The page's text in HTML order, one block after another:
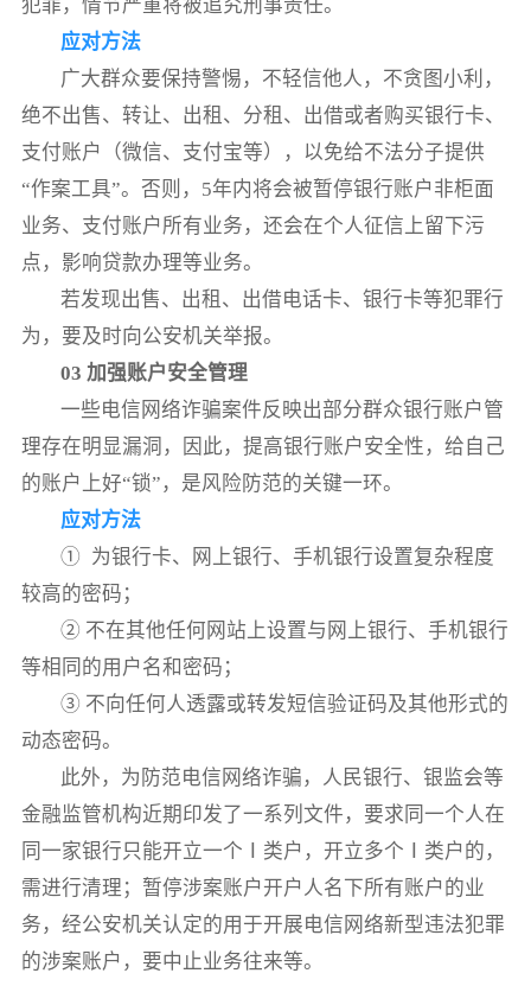
犯罪，情节严重将被追究刑事责任。
应对方法
广大群众要保持警惕，不轻信他人，不贪图小利，
绝不出售、转让、出租、分租、出借或者购买银行卡、
支付账户（微信、支付宝等），以免给不法分子提供
“作案工具”。否则，5年内将会被暂停银行账户非柜面
业务、支付账户所有业务，还会在个人征信上留下污
点，影响贷款办理等业务。
若发现出售、出租、出借电话卡、银行卡等犯罪行
为，要及时向公安机关举报。
03 加强账户安全管理
一些电信网络诈骗案件反映出部分群众银行账户管
理存在明显漏洞，因此，提高银行账户安全性，给自己
的账户上好“锁”，是风险防范的关键一环。
应对方法
① 为银行卡、网上银行、手机银行设置复杂程度
较高的密码；
② 不在其他任何网站上设置与网上银行、手机银行
等相同的用户名和密码；
③ 不向任何人透露或转发短信验证码及其他形式的
动态密码。
此外，为防范电信网络诈骗，人民银行、银监会等
金融监管机构近期印发了一系列文件，要求同一个人在
同一家银行只能开立一个Ⅰ类户，开立多个Ⅰ类户的，
需进行清理；暂停涉案账户开户人名下所有账户的业
务，经公安机关认定的用于开展电信网络新型违法犯罪
的涉案账户，要中止业务往来等。